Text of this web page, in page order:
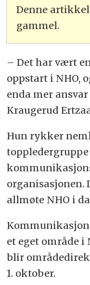
Denne
gammel.
– Det har vært
oppstart i NHO,
enda mer
Kraugerud
Hun rykker
organisasjonen.
allmøte NHO i
Kommunikasjon
et eget område i
blir
1. oktober.